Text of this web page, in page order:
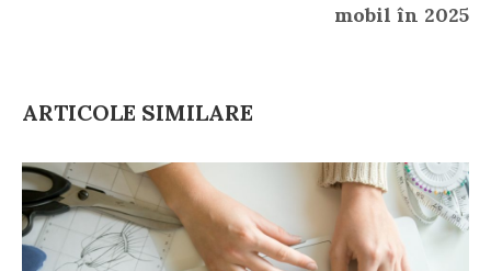
mobil în 2025
ARTICOLE SIMILARE